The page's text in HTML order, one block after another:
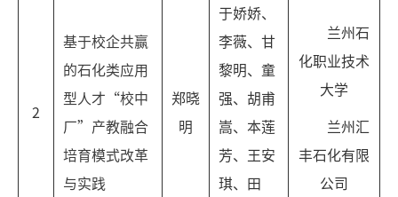
2
基于校企共赢
的石化类应用
型人才“校中
厂”产教融合
培育模式改革
与实践
郑晓
明
于娇娇、
李薇、甘
黎明、童
强、胡甫
嵩、本莲
芳、王安
琪、田
兰州石
化职业技术
大学
兰州汇
丰石化有限
公司